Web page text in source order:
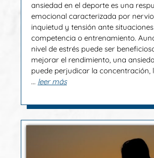
ansiedad en el deporte es una
emocional caracterizada por
inquietud y tensión ante
competencia o entrenamiento.
nivel de estrés puede ser
mejorar el rendimiento, una
puede perjudicar la concentración,
... leer más